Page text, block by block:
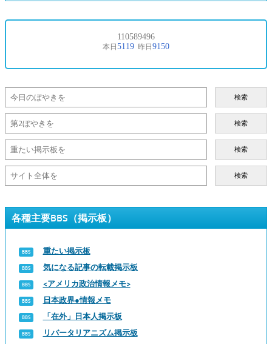
検索
検索
検索
検索
各種主要BBS（掲示板）
重たい掲示板
気になる記事の転載掲示板
<アメリカ政治情報メモ>
日本政界●情報メモ
「在外」日本人掲示板
リバータリアニズム掲示板